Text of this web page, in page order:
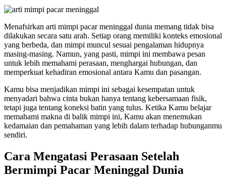
Menafsirkan arti mimpi pacar meninggal dunia memang tidak bisa
dilakukan secara satu arah. Setiap orang memiliki konteks emosional
yang berbeda, dan mimpi muncul sesuai pengalaman hidupnya
masing-masing. Namun, yang pasti, mimpi ini membawa pesan
untuk lebih memahami perasaan, menghargai hubungan, dan
memperkuat kehadiran emosional antara Kamu dan pasangan.
Kamu bisa menjadikan mimpi ini sebagai kesempatan untuk
menyadari bahwa cinta bukan hanya tentang kebersamaan fisik,
tetapi juga tentang koneksi batin yang tulus. Ketika Kamu belajar
memahami makna di balik mimpi ini, Kamu akan menemukan
kedamaian dan pemahaman yang lebih dalam terhadap hubunganmu
sendiri.
Cara Mengatasi Perasaan Setelah
Bermimpi Pacar Meninggal Dunia